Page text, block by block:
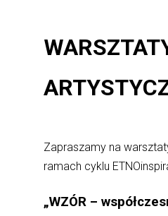
Zapraszamy na
ramach cyklu
„WZÓR –